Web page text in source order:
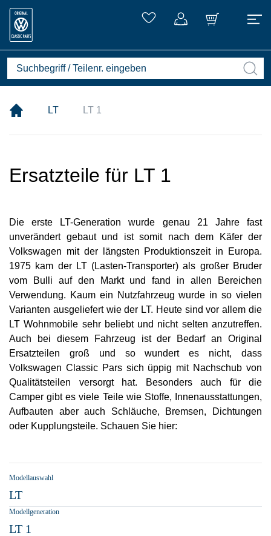
LT LT 1
Ersatzteile für LT 1
Die erste LT-Generation wurde genau 21 Jahre fast
unverändert gebaut und ist somit nach dem Käfer der
Volkswagen mit der längsten Produktionszeit in Europa.
1975 kam der LT (Lasten-Transporter) als großer Bruder
vom Bulli auf den Markt und fand in allen Bereichen
Verwendung. Kaum ein Nutzfahrzeug wurde in so vielen
Varianten ausgeliefert wie der LT. Heute sind vor allem die
LT Wohnmobile sehr beliebt und nicht selten anzutreffen.
Auch bei diesem Fahrzeug ist der Bedarf an Original
Ersatzteilen groß und so wundert es nicht, dass
Volkswagen Classic Pars sich üppig mit Nachschub von
Qualitätsteilen versorgt hat. Besonders auch für die
Camper gibt es viele Teile wie Stoffe, Innenausstattungen,
Aufbauten aber auch Schläuche, Bremsen, Dichtungen
oder Kupplungsteile. Schauen Sie hier:
Modellauswahl
LT
Modellgeneration
LT 1